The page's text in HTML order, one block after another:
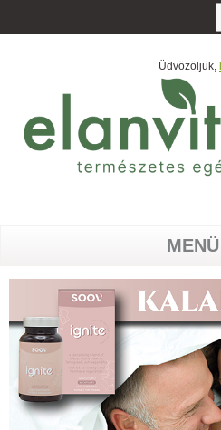
Üdvözöljük,
MENÜ